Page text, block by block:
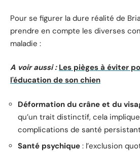
Pour se figurer la dure réalité de
prendre en compte les diverses
maladie :
A voir aussi : Les pièges à éviter
l'éducation de son chien
Déformation du crâne et du
qu’un trait distinctif, cela
complications de santé
Santé psychique : l’exclusion